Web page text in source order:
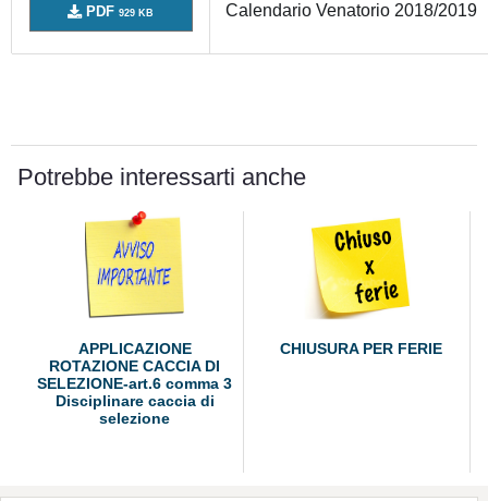
PDF 929 KB Calendario Venatorio 2018/2019
Potrebbe interessarti anche
APPLICAZIONE
ROTAZIONE CACCIA DI
SELEZIONE-art.6 comma 3
Disciplinare caccia di
selezione
CHIUSURA PER FERIE